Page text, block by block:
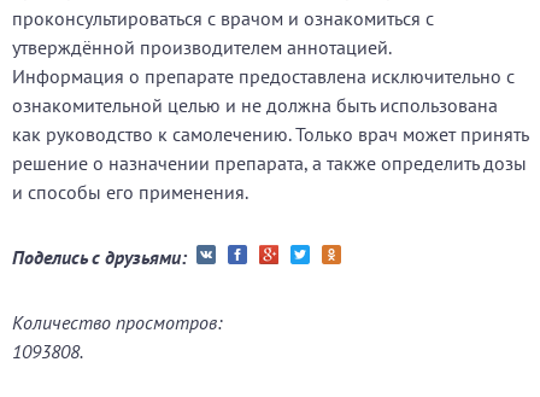
проконсультироваться с врачом и ознакомиться с
утверждённой производителем аннотацией.
Информация о препарате предоставлена исключительно с
ознакомительной целью и не должна быть использована
как руководство к самолечению. Только врач может принять
решение о назначении препарата, а также определить дозы
и способы его применения.
Поделись с друзьями:
Количество просмотров:
1093808.